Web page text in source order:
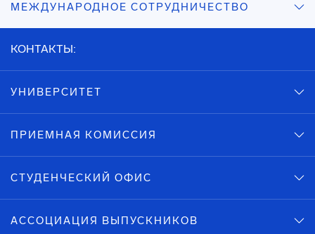
МЕЖДУНАРОДНОЕ СОТРУДНИЧЕСТВО
КОНТАКТЫ:
УНИВЕРСИТЕТ
ПРИЕМНАЯ КОМИССИЯ
СТУДЕНЧЕСКИЙ ОФИС
АССОЦИАЦИЯ ВЫПУСКНИКОВ